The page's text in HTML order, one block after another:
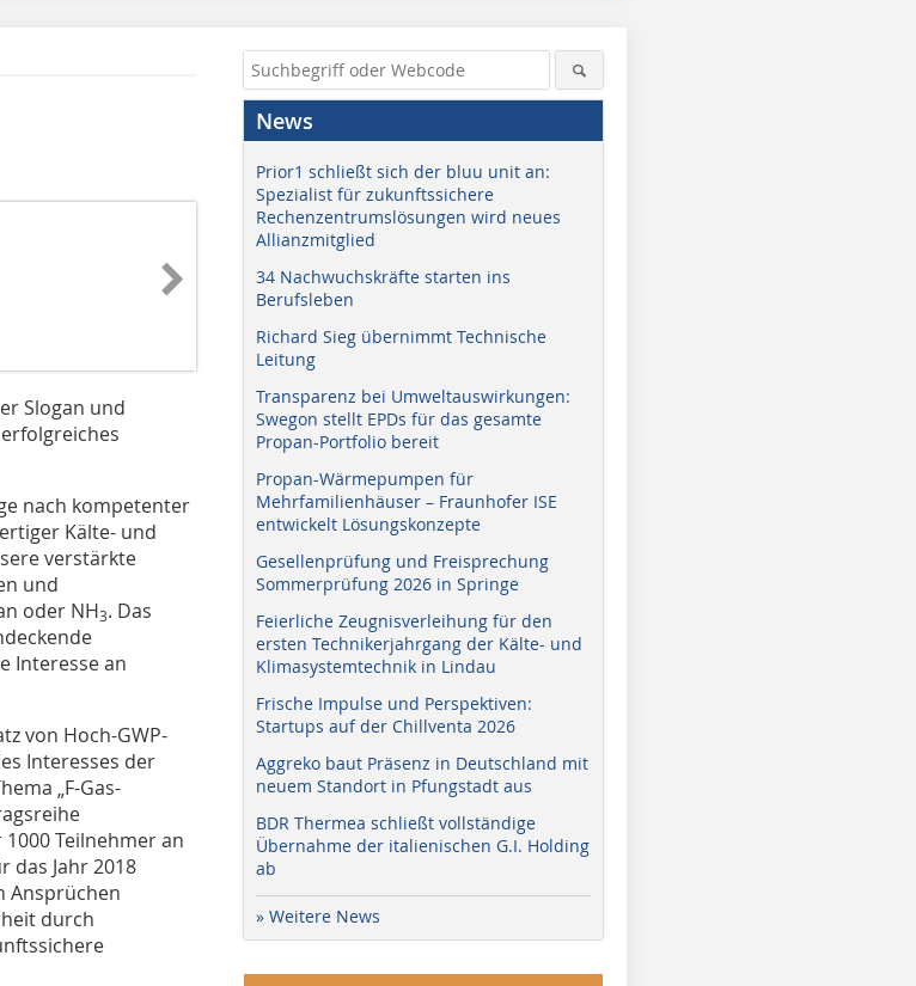
Slogan und
nach kompetenter
Kälte- und
verstärkte
und
oder NH3. Das
Interesse an
von Hoch-GWP-
Interesses der
„F-Gas-
Teilnehmer an
das Jahr 2018
Ansprüchen
durch
News
Prior1 schließt sich der bluu unit an:
Spezialist für zukunftssichere
Rechenzentrumslösungen wird neues
Allianzmitglied
34 Nachwuchskräfte starten ins
Berufsleben
Richard Sieg übernimmt Technische
Leitung
Transparenz bei Umweltauswirkungen:
Swegon stellt EPDs für das gesamte
Propan-Portfolio bereit
Propan-Wärmepumpen für
Mehrfamilienhäuser – Fraunhofer ISE
entwickelt Lösungskonzepte
Gesellenprüfung und Freisprechung
Sommerprüfung 2026 in Springe
Feierliche Zeugnisverleihung für den
ersten Technikerjahrgang der Kälte- und
Klimasystemtechnik in Lindau
Frische Impulse und Perspektiven:
Startups auf der Chillventa 2026
Aggreko baut Präsenz in Deutschland mit
neuem Standort in Pfungstadt aus
BDR Thermea schließt vollständige
Übernahme der italienischen G.I. Holding
ab
» Weitere News